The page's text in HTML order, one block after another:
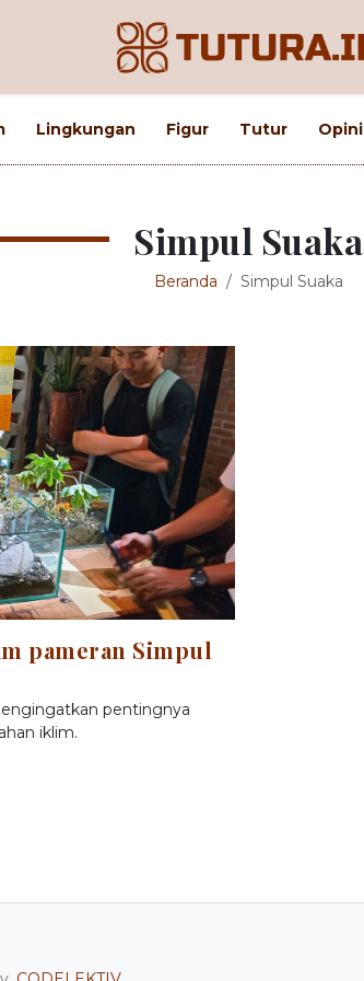
Lingkungan Figur Tutur Opini
Simpul Suaka
Beranda Simpul Suaka
pameran Simpul
pentingnya
iklim.